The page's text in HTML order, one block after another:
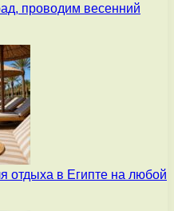
проводим весенний
отдыха в Египте на любой